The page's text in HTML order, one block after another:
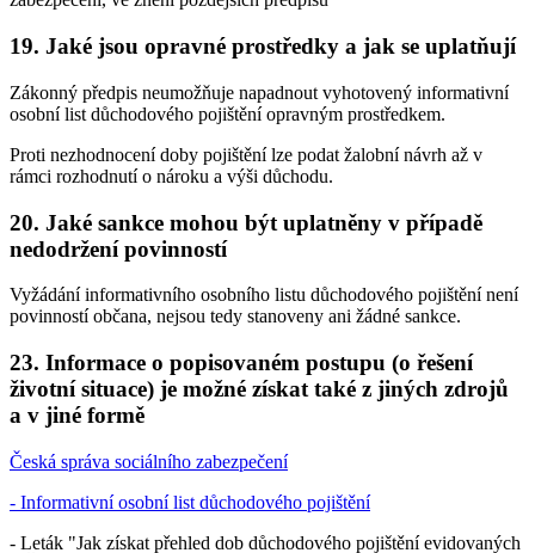
19. Jaké jsou opravné prostředky a jak se uplatňují
Zákonný předpis neumožňuje napadnout vyhotovený informativní
osobní list důchodového pojištění opravným prostředkem.
Proti nezhodnocení doby pojištění lze podat žalobní návrh až v
rámci rozhodnutí o nároku a výši důchodu.
20. Jaké sankce mohou být uplatněny v případě
nedodržení povinností
Vyžádání informativního osobního listu důchodového pojištění není
povinností občana, nejsou tedy stanoveny ani žádné sankce.
23. Informace o popisovaném postupu (o řešení
životní situace) je možné získat také z jiných zdrojů
a v jiné formě
Česká správa sociálního zabezpečení
- Informativní osobní list důchodového pojištění
- Leták "Jak získat přehled dob důchodového pojištění evidovaných